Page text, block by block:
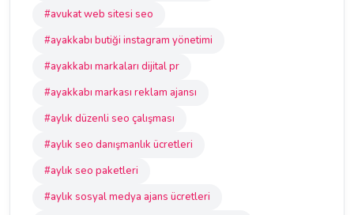
#avukat web sitesi seo
#ayakkabı butiği instagram yönetimi
#ayakkabı markaları dijital pr
#ayakkabı markası reklam ajansı
#aylık düzenli seo çalışması
#aylık seo danışmanlık ücretleri
#aylık seo paketleri
#aylık sosyal medya ajans ücretleri